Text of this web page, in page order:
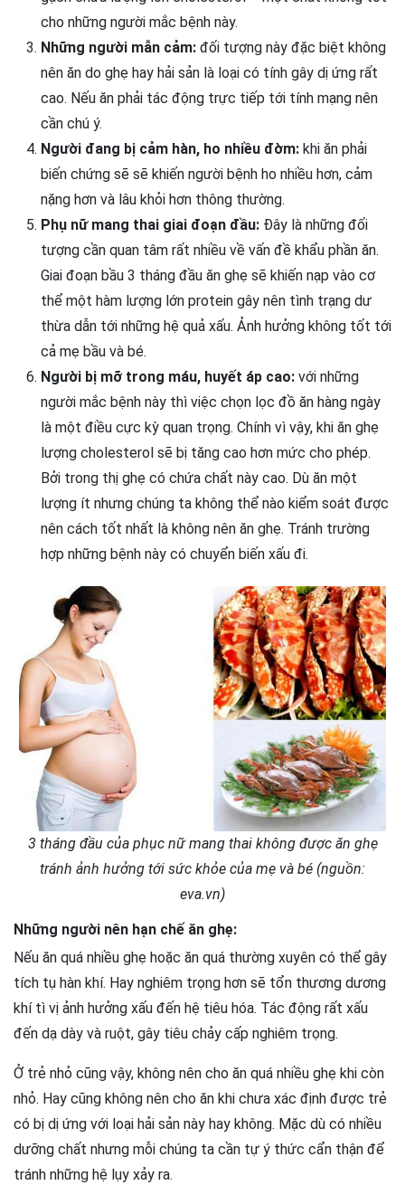
cho những người mắc bệnh này.
Những người mẫn cảm: đối tượng này đặc biệt không
nên ăn do ghẹ hay hải sản là loại có tính gây dị ứng rất
cao. Nếu ăn phải tác động trực tiếp tới tính mạng nên
cần chú ý.
Người đang bị cảm hàn, ho nhiều đờm: khi ăn phải
biến chứng sẽ sẽ khiến người bệnh ho nhiều hơn, cảm
nặng hơn và lâu khỏi hơn thông thường.
Phụ nữ mang thai giai đoạn đầu: Đây là những đối
tượng cần quan tâm rất nhiều về vấn đề khẩu phần ăn.
Giai đoạn bầu 3 tháng đầu ăn ghẹ sẽ khiến nạp vào cơ
thể một hàm lượng lớn protein gây nên tình trạng dư
thừa dẫn tới những hệ quả xấu. Ảnh hưởng không tốt tới
cả mẹ bầu và bé.
Người bị mỡ trong máu, huyết áp cao: với những
người mắc bệnh này thì việc chọn lọc đồ ăn hàng ngày
là một điều cực kỳ quan trọng. Chính vì vậy, khi ăn ghẹ
lượng cholesterol sẽ bị tăng cao hơn mức cho phép.
Bởi trong thị ghẹ có chứa chất này cao. Dù ăn một
lượng ít nhưng chúng ta không thể nào kiểm soát được
nên cách tốt nhất là không nên ăn ghẹ. Tránh trường
hợp những bệnh này có chuyển biến xấu đi.
3 tháng đầu của phục nữ mang thai không được ăn ghẹ
tránh ảnh hưởng tới sức khỏe của mẹ và bé (nguồn:
eva.vn)
Những người nên hạn chế ăn ghẹ:
Nếu ăn quá nhiều ghẹ hoặc ăn quá thường xuyên có thể gây
tích tụ hàn khí. Hay nghiêm trọng hơn sẽ tổn thương dương
khí tì vị ảnh hưởng xấu đến hệ tiêu hóa. Tác động rất xấu
đến dạ dày và ruột, gây tiêu chảy cấp nghiêm trọng.
Ở trẻ nhỏ cũng vậy, không nên cho ăn quá nhiều ghẹ khi còn
nhỏ. Hay cũng không nên cho ăn khi chưa xác định được trẻ
có bị dị ứng với loại hải sản này hay không. Mặc dù có nhiều
dưỡng chất nhưng mỗi chúng ta cần tự ý thức cẩn thận để
tránh những hệ lụy xảy ra.